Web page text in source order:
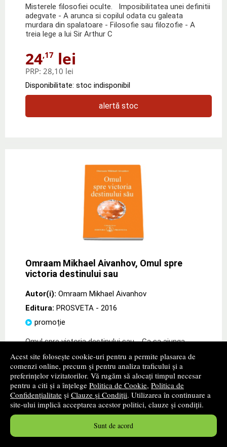
Acest site folosește cookie-uri pentru a permite plasarea de
comenzi online, precum și pentru analiza traficului și a
preferințelor vizitatorilor. Vă rugăm să alocați timpul necesar
pentru a citi și a înțelege Politica de Cookie, Politica de
Confidențialitate și Clauze și Condiții. Utilizarea în continuare a
site-ului implică acceptarea acestor politici, clauze și condiții.
Sunt de acord
Misterele filosofiei oculte. Imposibilitatea unei definitii
adegvate - A arunca si copilul odata cu galeata
murdara din spalatoare - Filosofie sau filozofie - A
treia lege a lui Sir Arthur C
24,17 lei
PRP: 28,10 lei
Disponibilitate: stoc indisponibil
alertă stoc
Omraam Mikhael Aivanhov, Omul spre
victoria destinului sau
Autor(i): Omraam Mikhael Aivanhov
Editura: PROSVETA - 2016
promoție
Omul spre victoria destinului sau. Ca sa ajunga
legile care guverneaza viata sa fizica, psihica si
spirituala sunt analoge cu legile
18,23lei
PRP:21,20 lei